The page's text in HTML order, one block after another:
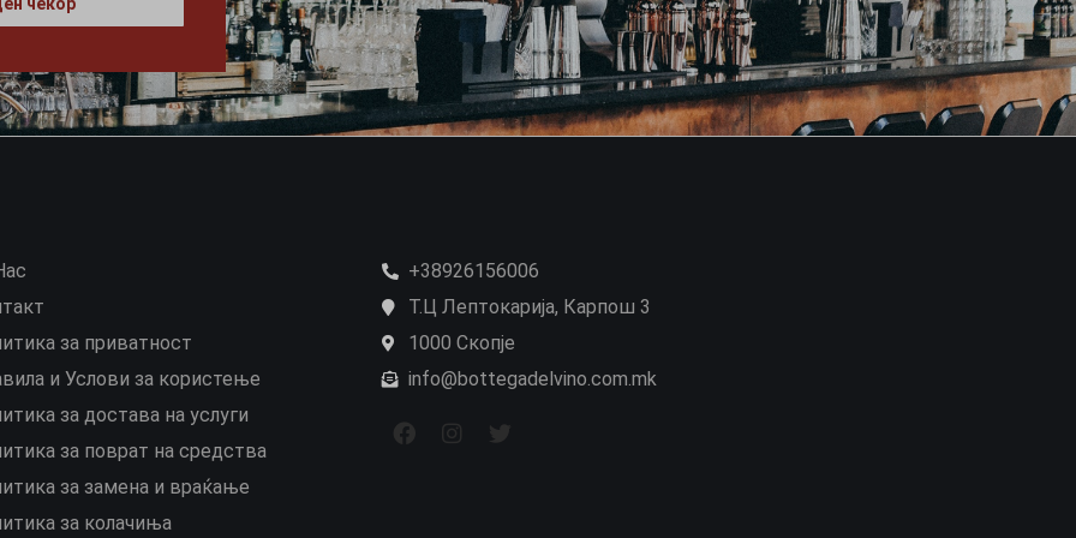
за приватност
и Услови за користење
за достава на услуги
за поврат на средства
за замена и враќање
за колачиња
+38926156006
Т.Ц Лептокарија, Карпош 3
1000 Скопје
info@bottegadelvino.com.mk